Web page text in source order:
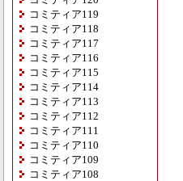
コミティア119
コミティア118
コミティア117
コミティア116
コミティア115
コミティア114
コミティア113
コミティア112
コミティア111
コミティア110
コミティア109
コミティア108